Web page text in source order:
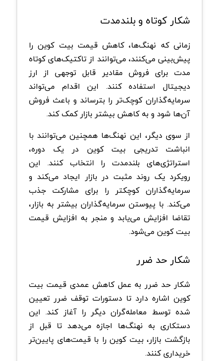
شکار کوتاه و بلندمدت
زمانی که نهنگ‌ها، کاهش قیمت بیت کوین را
پیش‌بینی می‌کنند، می‌توانند از تاکتیک‌های کوتاه
مدت برای فروش مقادیر قابل توجهی از ارز
دیجیتال استفاده کنند. این اقدام می‌تواند
سرمایه‌گذاران کوچک‌تر را بترساند و باعث فروش
آن‌ها شود و به کاهش بیشتر بازار کمک کند.
از سوی دیگر، این نهنگ‌ها همچنین می‌توانند با
انباشت تدریجی بیت کوین در یک دوره،
استراتژی‌های بلندمدت را انتخاب کنند. این
رویکرد یک روند مثبت در بازار ایجاد می‌کند و
سرمایه‌گذاران کوچکتر را برای مشارکت جذب
می‌کند. با پیوستن سرمایه‌گذاران بیشتر به بازار،
تقاضا افزایش می‌یابد و منجر به افزایش قیمت
بیت کوین می‌شود.
شکار حد ضرر
شکار حد ضرر به عمل کاهش عمدی قیمت بیت
کوین اشاره دارد تا دستورات توقف ضرر تعیین
شده توسط معامله‌گران دیگر را آغاز کند. این
دستکاری به نهنگ‌ها اجازه می‌دهد تا قبل از
بازگشت بازار، بیت کوین را با قیمت‌های پایین‌تر
خریداری کنند.